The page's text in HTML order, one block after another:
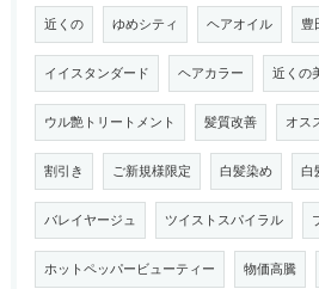
近くの ゆめシティ ヘアオイル 豊
イイスタンダード ヘアカラー 近くの
ウル艶トリートメント 髪質改善 オス
割引き ご新規様限定 白髪染め 白
バレイヤージュ ツイストスパイラル
ホットペッパービューティー 物価高騰